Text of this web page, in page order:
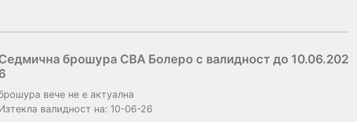
брошура CBA Болеро с валидност до 10.06.202
вече не е актуална
валидност на: 10-06-26